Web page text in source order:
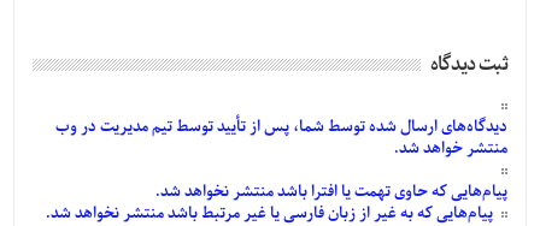
ثبت دیدگاه
دیدگاه‌هایارسالشدهتوسط شما، پس ازتأییدتوسط تیم مدیریت در وب
منتشر خواهد شد.
پیام‌هاییکه حاوی تهمت یا افترا باشد منتشر نخواهد شد.
پیام‌هاییکه به غیر از زبان فارسی یا غیر مرتبط باشد منتشر نخواهد شد.